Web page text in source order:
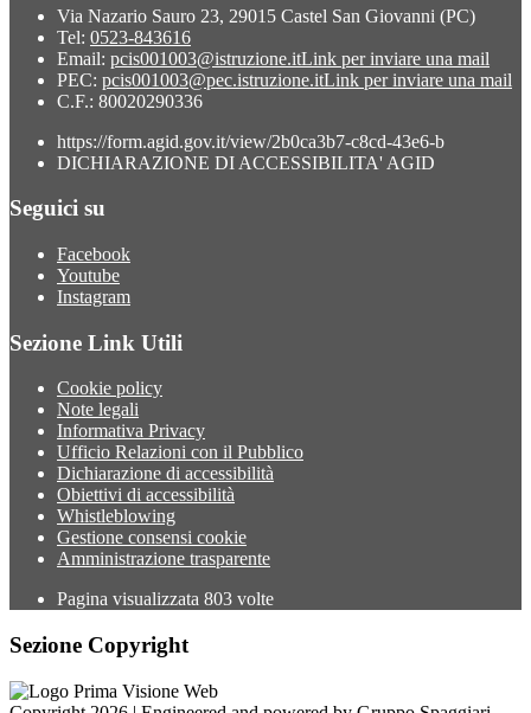
Via Nazario Sauro 23, 29015 Castel San Giovanni (PC)
Tel: 0523-843616
Email: pcis001003@istruzione.itLink per inviare una mail
PEC: pcis001003@pec.istruzione.itLink per inviare una mail
C.F.: 80020290336
https://form.agid.gov.it/view/2b0ca3b7-c8cd-43e6-b
DICHIARAZIONE DI ACCESSIBILITA' AGID
Seguici su
Facebook
Youtube
Instagram
Sezione Link Utili
Cookie policy
Note legali
Informativa Privacy
Ufficio Relazioni con il Pubblico
Dichiarazione di accessibilità
Obiettivi di accessibilità
Whistleblowing
Gestione consensi cookie
Amministrazione trasparente
Pagina visualizzata 803 volte
Sezione Copyright